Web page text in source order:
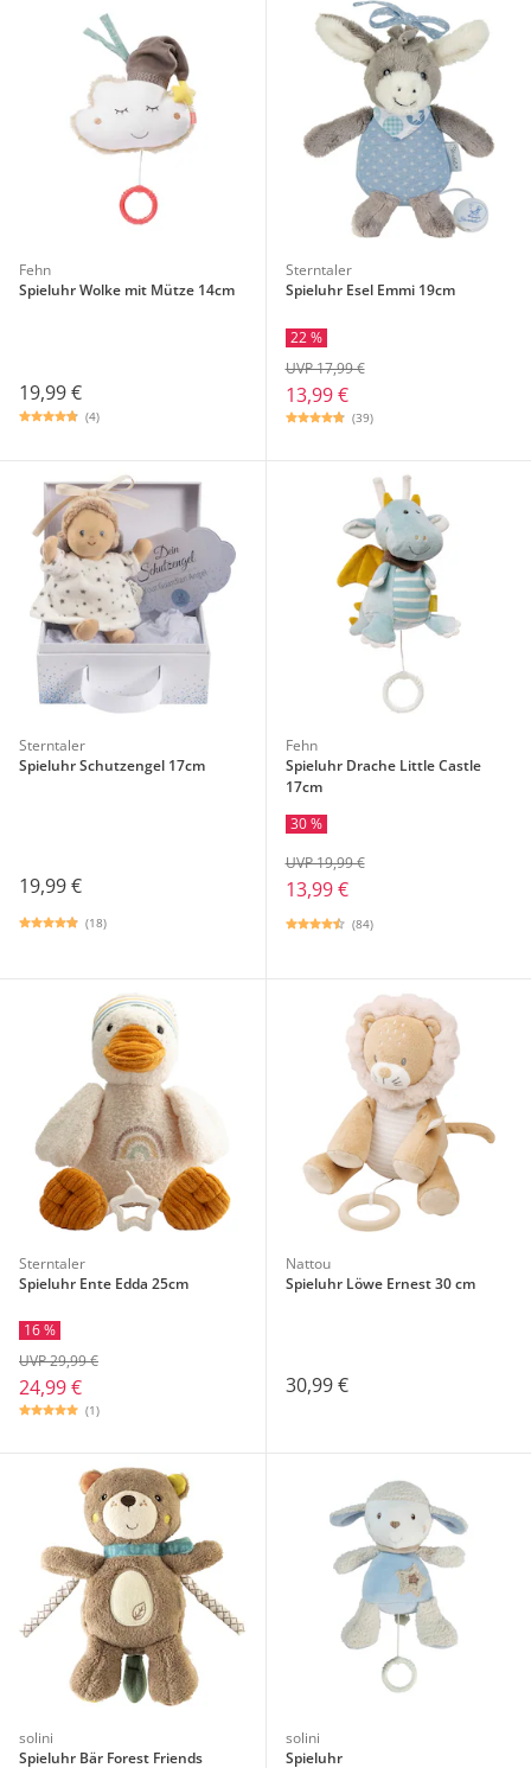
Fehn
Spieluhr Wolke mit Mütze 14cm
19,99 €
(4)
Sterntaler
Spieluhr Esel Emmi 19cm
22 %
13,99 €
UVP 17,99 €
(39)
Sterntaler
Spieluhr Schutzengel 17cm
19,99 €
(18)
Fehn
Spieluhr Drache Little Castle
17cm
30 %
13,99 €
UVP 19,99 €
(84)
Sterntaler
Spieluhr Ente Edda 25cm
16 %
24,99 €
UVP 29,99 €
(1)
Nattou
Spieluhr Löwe Ernest 30 cm
30,99 €
solini
Spieluhr Bär Forest Friends
solini
Spieluhr